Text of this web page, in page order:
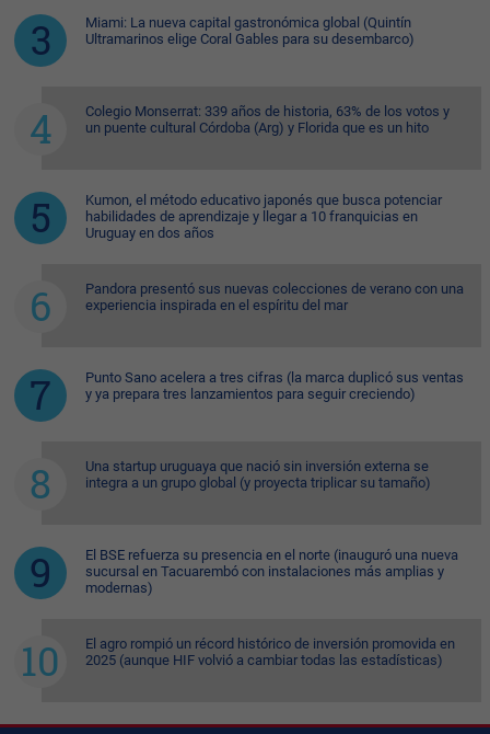
Miami: La nueva capital gastronómica global (Quintín
Ultramarinos elige Coral Gables para su desembarco)
Colegio Monserrat: 339 años de historia, 63% de los votos y
un puente cultural Córdoba (Arg) y Florida que es un hito
Kumon, el método educativo japonés que busca potenciar
habilidades de aprendizaje y llegar a 10 franquicias en
Uruguay en dos años
Pandora presentó sus nuevas colecciones de verano con una
experiencia inspirada en el espíritu del mar
Punto Sano acelera a tres cifras (la marca duplicó sus ventas
y ya prepara tres lanzamientos para seguir creciendo)
Una startup uruguaya que nació sin inversión externa se
integra a un grupo global (y proyecta triplicar su tamaño)
El BSE refuerza su presencia en el norte (inauguró una nueva
sucursal en Tacuarembó con instalaciones más amplias y
modernas)
El agro rompió un récord histórico de inversión promovida en
2025 (aunque HIF volvió a cambiar todas las estadísticas)